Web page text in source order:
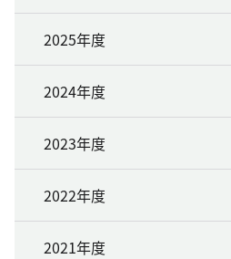
2025年度
2024年度
2023年度
2022年度
2021年度